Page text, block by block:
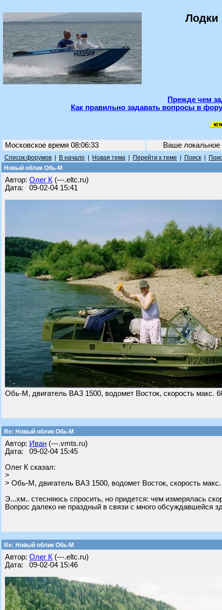
Лодки
Прежде чем
Как правильно задавать вопросы в
Московское время 08:06:33 Ваше
Список форумов В начало Новая тема Перейти к теме Поиск
Новый облик Обь-М
Автор: Олег К (---.eltc.ru)
Дата: 09-02-04 15:41
Обь-М, двигатель ВАЗ 1500, водомет Восток, скорость макс.
Re: Новый облик Обь-М
Автор: Иван (---.vmts.ru)
Дата: 09-02-04 15:45
Олег К сказал:
>
> Обь-М, двигатель ВАЗ 1500, водомет Восток, скорость
Э...хм.. стесняюсь спросить, но придется: чем измерялась
Вопрос далеко не праздный в связи с много обсуждавшейся
Re: Новый облик Обь-М
Автор: Олег К (---.eltc.ru)
Дата: 09-02-04 15:46